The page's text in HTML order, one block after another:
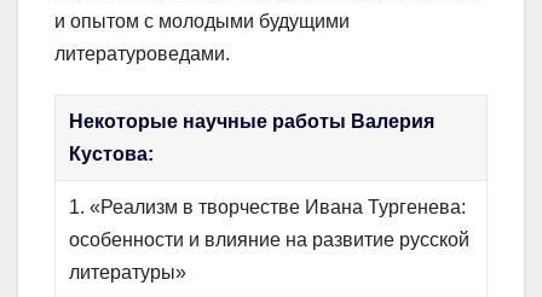
и опытом с молодыми будущими
литературоведами.
Некоторые научные работы Валерия
Кустова:
1. «Реализм в творчестве Ивана Тургенева:
особенности и влияние на развитие русской
литературы»